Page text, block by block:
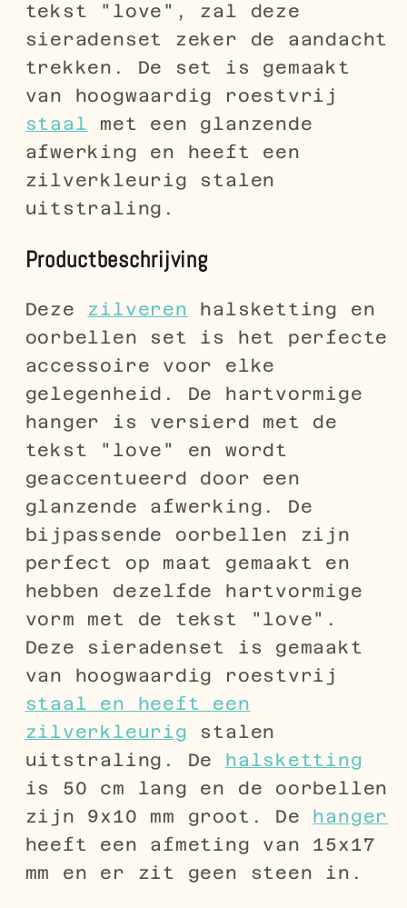
tekst "love", zal deze
sieradenset zeker de aandacht
trekken. De set is gemaakt
van hoogwaardig roestvrij
staal met een glanzende
afwerking en heeft een
zilverkleurig stalen
uitstraling.
Productbeschrijving
Deze zilveren halsketting en
oorbellen set is het perfecte
accessoire voor elke
gelegenheid. De hartvormige
hanger is versierd met de
tekst "love" en wordt
geaccentueerd door een
glanzende afwerking. De
bijpassende oorbellen zijn
perfect op maat gemaakt en
hebben dezelfde hartvormige
vorm met de tekst "love".
Deze sieradenset is gemaakt
van hoogwaardig roestvrij
staal en heeft een
zilverkleurig stalen
uitstraling. De halsketting
is 50 cm lang en de oorbellen
zijn 9x10 mm groot. De hanger
heeft een afmeting van 15x17
mm en er zit geen steen in.